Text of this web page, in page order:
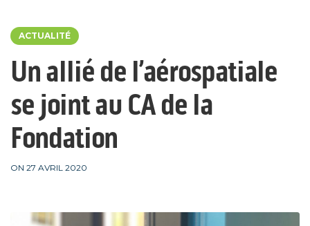
ACTUALITÉ
Un allié de l’aérospatiale
se joint au CA de la
Fondation
ON 27 AVRIL 2020